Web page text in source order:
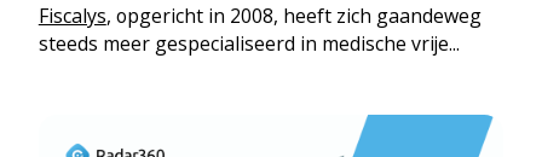
Fiscalys, opgericht in 2008, heeft zich gaandeweg
steeds meer gespecialiseerd in medische vrije...